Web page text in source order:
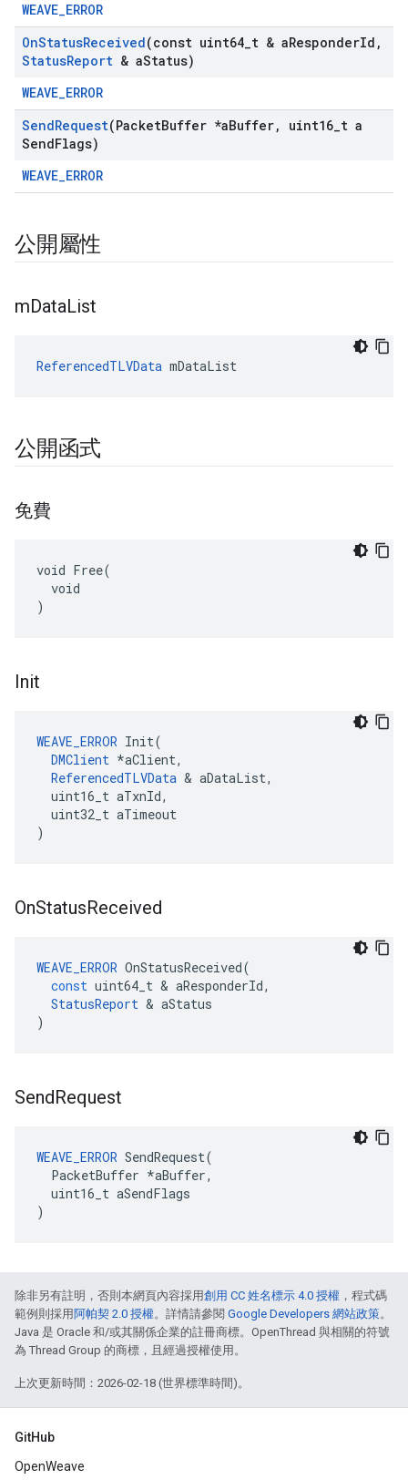
WEAVE_ERROR
OnStatusReceived(const uint64 t & aResponderId ,
StatusReport & aStatus)
WEAVE_ERROR
SendRequest(PacketBuffer *aBuffer, uint16 t a
SendFlags)
WEAVE_ERROR
公開屬性
mDataList
ReferencedTLVData mDataList
公開函式
免費
void Free(
  void
)
Init
WEAVE_ERROR Init(
DMClient *aClient,
ReferencedTLVData & aDataList,
  uint16_t aTxnId,
  uint32_t aTimeout
)
OnStatusReceived
WEAVE_ERROR OnStatusReceived(
const uint64_t & aResponderId,
StatusReport & aStatus
)
SendRequest
WEAVE_ERROR SendRequest(
  PacketBuffer *aBuffer,
  uint16_t aSendFlags
)
除非另有註明，否則本網頁內容採用創用 CC 姓名標示 4.0 授權 ，程式碼
範例則採用 阿帕契 2.0 授權。詳情請參閱 Google Developers 網站政策。
Java 是 Oracle 和/或其關係企業的註冊商標。OpenThread 與相關的符號
為 Thread Group 的商標，且經過授權使用。
上次更新時間：2026-02-18 (世界標準時間)。
GitHub
OpenWeave